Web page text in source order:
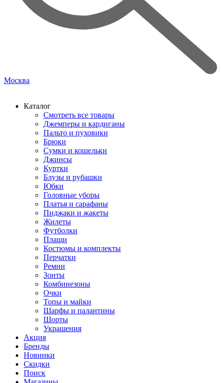
Москва
Каталог
Смотреть все товары
Джемперы и кардиганы
Пальто и пуховики
Брюки
Сумки и кошельки
Джинсы
Куртки
Блузы и рубашки
Юбки
Головные уборы
Платья и сарафаны
Пиджаки и жакеты
Жилеты
Футболки
Плащи
Костюмы и комплекты
Перчатки
Ремни
Зонты
Комбинезоны
Очки
Топы и майки
Шарфы и палантины
Шорты
Украшения
Акция
Бренды
Новинки
Скидки
Поиск